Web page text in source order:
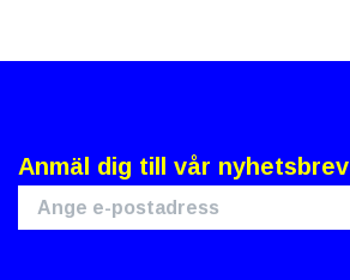
Anmäl dig till vår nyhetsbrev